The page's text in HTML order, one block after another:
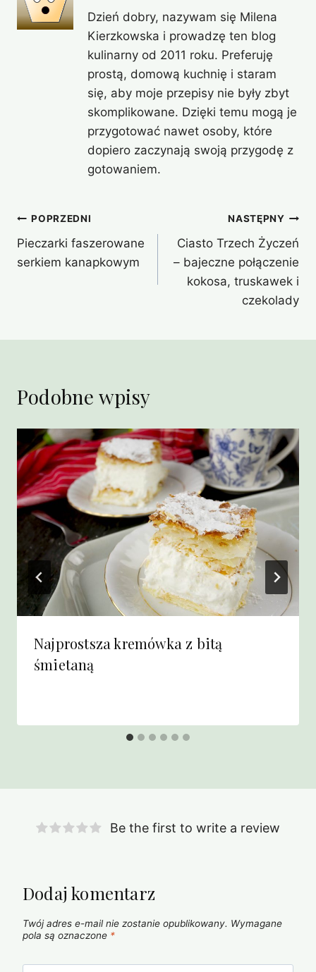
Dzień dobry, nazywam się Milena
Kierzkowska i prowadzę ten blog
kulinarny od 2011 roku. Preferuję
prostą, domową kuchnię i staram
się, aby moje przepisy nie były zbyt
skomplikowane. Dzięki temu mogą je
przygotować nawet osoby, które
dopiero zaczynają swoją przygodę z
gotowaniem.
Nawigacja
wpisu
POPRZEDNI
Pieczarki faszerowane
serkiem kanapkowym
NASTĘPNY
Ciasto Trzech Życzeń
– bajeczne połączenie
kokosa, truskawek i
czekolady
Podobne wpisy
Najprostsza kremówka z bitą
śmietaną
Be the first to write a review
Dodaj komentarz
Twój adres e-mail nie zostanie opublikowany. Wymagane
pola są oznaczone *